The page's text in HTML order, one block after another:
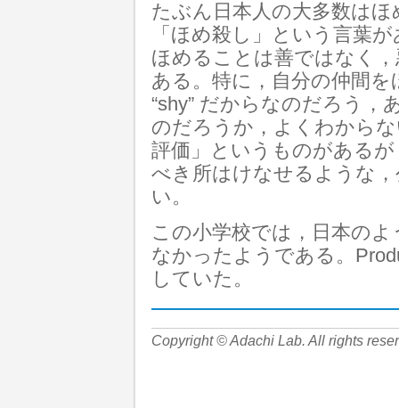
たぶん日本人の大多数は
「ほめ殺し」という言葉
ほめることは善ではなく
ある。特に，自分の仲間
“shy” だからなのだろう，
のだろうか，よくわから
評価」というものがある
べき所はけなせるような
い。
この小学校では，日本の
なかったようである。
していた。
Copyright © Adachi Lab. All rights